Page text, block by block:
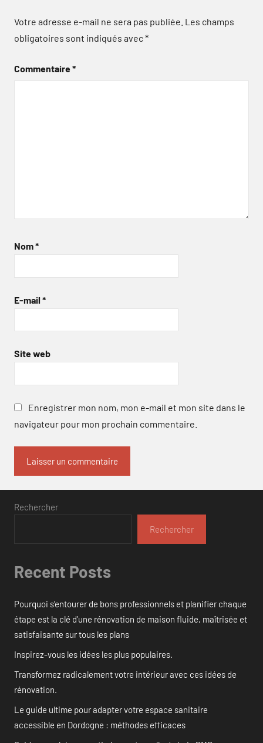
Votre adresse e-mail ne sera pas publiée. Les champs
obligatoires sont indiqués avec*
Commentaire*
Nom*
E-mail *
Site web
Enregistrer mon nom, mon e-mail et mon site dans le
navigateur pour mon prochain commentaire.
Rechercher
Rechercher
Recent Posts
Pourquoi s’entourer de bons professionnels et planifier chaque
étape est la clé d’une rénovation de maison fluide, maîtrisée et
satisfaisante sur tous les plans
Inspirez-vous les idées les plus populaires.
Transformez radicalement votre intérieur avec ces idées de
rénovation.
Le guide ultime pour adapter votre espace sanitaire
accessible en Dordogne : méthodes efficaces